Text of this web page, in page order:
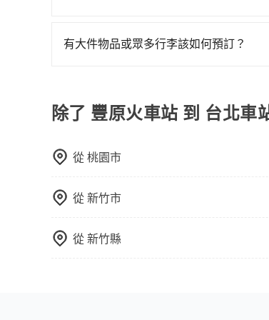
值得信任的不二選擇！
有大件物品或眾多行李該如何預訂？
司機視線、不會破壞車體、不影響行車
透過官網的線上客服洽詢，確認沒問題再
除了 豐原火車站 到 台北車
從桃園市
從新竹市
從新竹縣